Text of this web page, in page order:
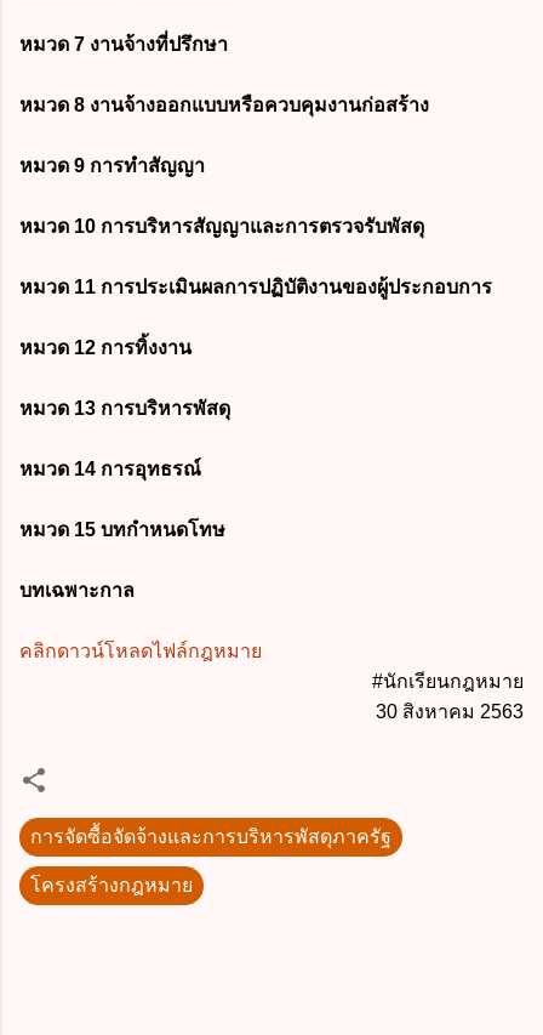
หมวด 7 งานจ้างที่ปรึกษา
หมวด 8 งานจ้างออกแบบหรือควบคุมงานก่อสร้าง
หมวด 9 การทำสัญญา
หมวด 10 การบริหารสัญญาและการตรวจรับพัสดุ
หมวด 11 การประเมินผลการปฏิบัติงานของผู้ประกอบการ
หมวด 12 การทิ้งงาน
หมวด 13 การบริหารพัสดุ
หมวด 14 การอุทธรณ์
หมวด 15 บทกำหนดโทษ
บทเฉพาะกาล
คลิกดาวน์โหลดไฟล์กฎหมาย
#นักเรียนกฎหมาย
30 สิงหาคม 2563
การจัดซื้อจัดจ้างและการบริหารพัสดุภาครัฐ
โครงสร้างกฎหมาย